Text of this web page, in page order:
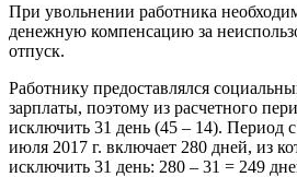
При увольнении работника
денежную компенсацию за
отпуск.
Работнику предоставлялся
зарплаты, поэтому из расчетного
исключить 31 день (45 – 14). Период
июля 2017 г. включает 280 дней, из
исключить 31 день: 280 – 31 = 249